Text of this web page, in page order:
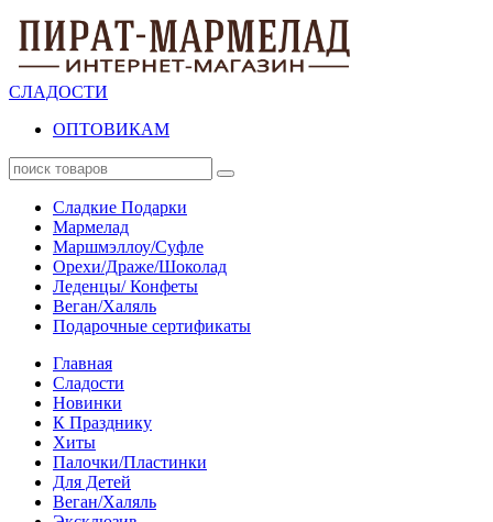
СЛАДОСТИ
ОПТОВИКАМ
Сладкие Подарки
Мармелад
Маршмэллоу/Суфле
Орехи/Драже/Шоколад
Леденцы/ Конфеты
Веган/Халяль
Подарочные сертификаты
Главная
Сладости
Новинки
К Празднику
Хиты
Палочки/Пластинки
Для Детей
Веган/Халяль